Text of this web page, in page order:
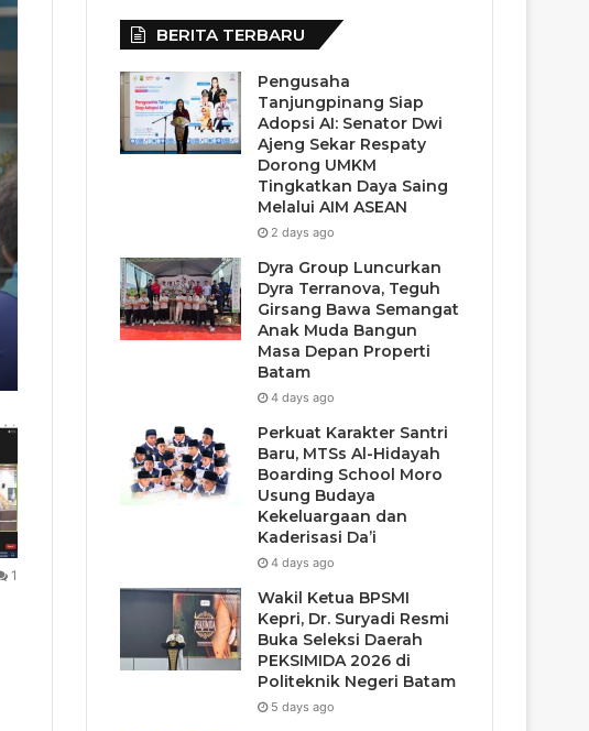
1
BERITA TERBARU
Pengusaha
Tanjungpinang Siap
Adopsi AI: Senator Dwi
Ajeng Sekar Respaty
Dorong UMKM
Tingkatkan Daya Saing
Melalui AIM ASEAN
2 days ago
Dyra Group Luncurkan
Dyra Terranova, Teguh
Girsang Bawa Semangat
Anak Muda Bangun
Masa Depan Properti
Batam
4 days ago
Perkuat Karakter Santri
Baru, MTSs Al-Hidayah
Boarding School Moro
Usung Budaya
Kekeluargaan dan
Kaderisasi Da’i
4 days ago
Wakil Ketua BPSMI
Kepri, Dr. Suryadi Resmi
Buka Seleksi Daerah
PEKSIMIDA 2026 di
Politeknik Negeri Batam
5 days ago